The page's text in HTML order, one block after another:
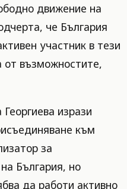
движение на
че България
участник в тези
от възможностите,
изрази
към
за
България, но
да работи активно